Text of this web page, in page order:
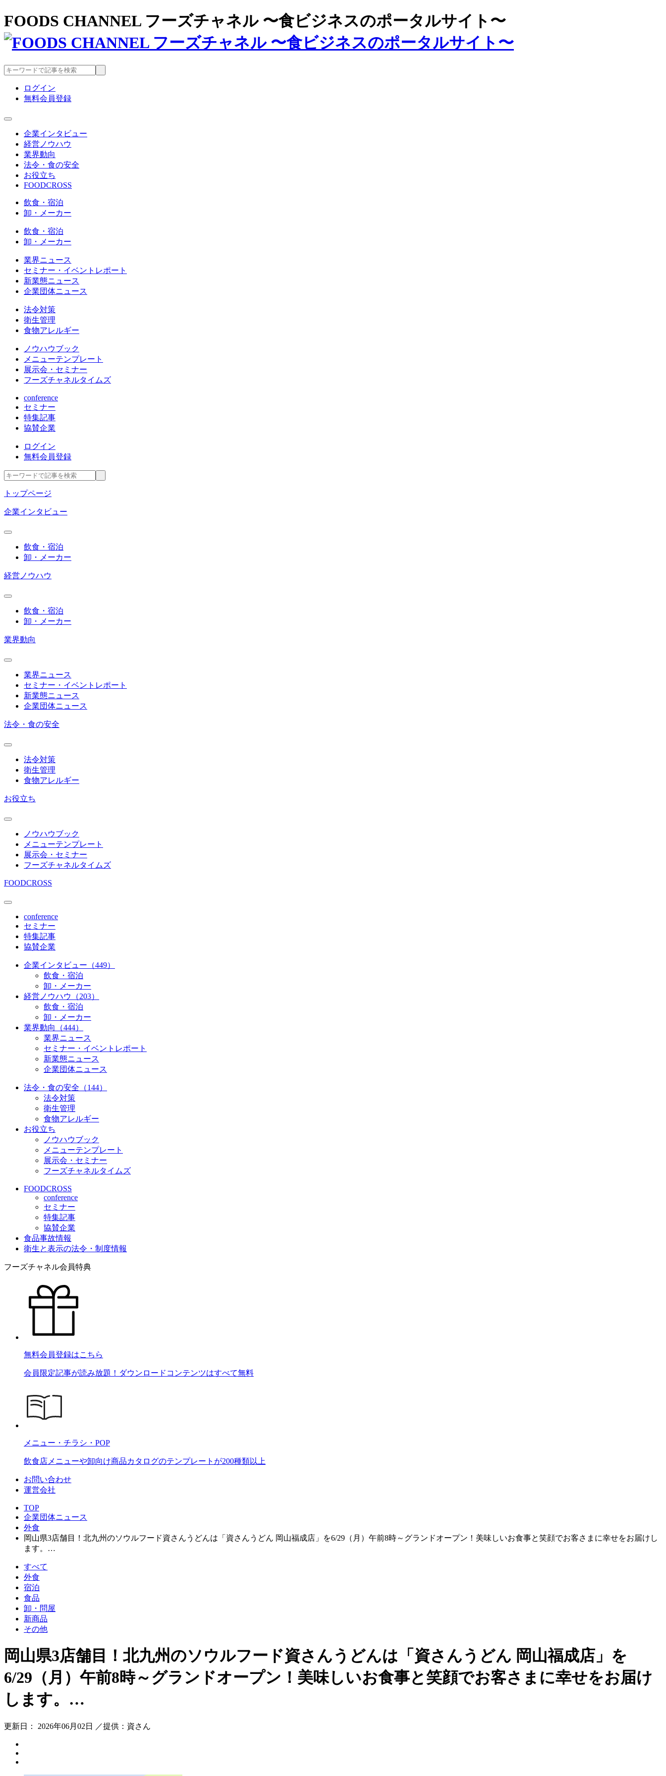
FOODS CHANNEL フーズチャネル 〜食ビジネスのポータルサイト〜
ログイン
無料会員登録
企業インタビュー
経営ノウハウ
業界動向
法令・食の安全
お役立ち
FOODCROSS
飲食・宿泊
卸・メーカー
飲食・宿泊
卸・メーカー
業界ニュース
セミナー・イベントレポート
新業態ニュース
企業団体ニュース
法令対策
衛生管理
食物アレルギー
ノウハウブック
メニューテンプレート
展示会・セミナー
フーズチャネルタイムズ
conference
セミナー
特集記事
協賛企業
ログイン
無料会員登録
トップページ
企業インタビュー
飲食・宿泊
卸・メーカー
経営ノウハウ
飲食・宿泊
卸・メーカー
業界動向
業界ニュース
セミナー・イベントレポート
新業態ニュース
企業団体ニュース
法令・食の安全
法令対策
衛生管理
食物アレルギー
お役立ち
ノウハウブック
メニューテンプレート
展示会・セミナー
フーズチャネルタイムズ
FOODCROSS
conference
セミナー
特集記事
協賛企業
企業インタビュー（449）
飲食・宿泊
卸・メーカー
経営ノウハウ（203）
飲食・宿泊
卸・メーカー
業界動向（444）
業界ニュース
セミナー・イベントレポート
新業態ニュース
企業団体ニュース
法令・食の安全（144）
法令対策
衛生管理
食物アレルギー
お役立ち
ノウハウブック
メニューテンプレート
展示会・セミナー
フーズチャネルタイムズ
FOODCROSS
conference
セミナー
特集記事
協賛企業
食品事故情報
衛生と表示の法令・制度情報
フーズチャネル会員特典
無料会員登録はこちら
会員限定記事が読み放題！ダウンロードコンテンツはすべて無料
メニュー・チラシ・POP
飲食店メニューや卸向け商品カタログのテンプレートが200種類以上
お問い合わせ
運営会社
TOP
企業団体ニュース
外食
岡山県3店舗目！北九州のソウルフード資さんうどんは「資さんうどん 岡山福成店」を6/29（月）午前8時～グランドオープン！美味しいお食事と笑顔でお客さまに幸せをお届けし
ます。…
すべて
外食
宿泊
食品
卸・問屋
新商品
その他
岡山県3店舗目！北九州のソウルフード資さんうどんは「資さんうどん 岡山福成店」を
6/29（月）午前8時～グランドオープン！美味しいお食事と笑顔でお客さまに幸せをお届け
します。…
更新日： 2026年06月02日 ／提供：資さん